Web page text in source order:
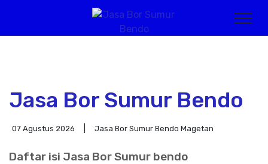
Jasa Bor Sumur Bendo
07 Agustus 2026 Jasa Bor Sumur Bendo Magetan
Daftar isi Jasa Bor Sumur bendo